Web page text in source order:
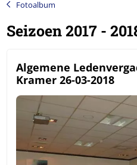
Fotoalbum
Seizoen 2017 -
Algemene
Kramer 26-03-2018